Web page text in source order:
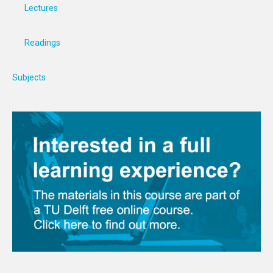
Lectures
Readings
Subjects